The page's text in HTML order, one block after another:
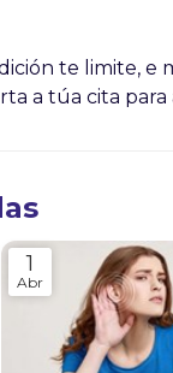
te limite, e
a túa cita
1
Abr